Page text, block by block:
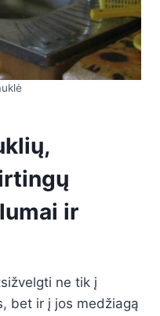
ir
ne tik į
bet ir į jos medžiagą